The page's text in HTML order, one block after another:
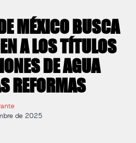
MÉXICO BUSCA
A LOS TÍTULOS
DE AGUA
REFORMAS
de 2025